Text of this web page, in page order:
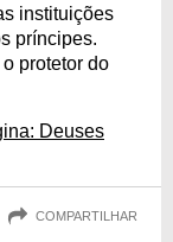
instituições
príncipes.
protetor do
Deuses
COMPARTILHAR